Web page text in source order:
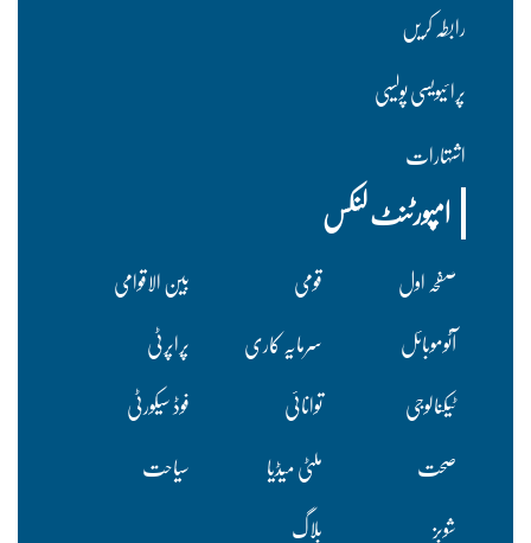
رابطہ کریں
پرا ئیویسی پولسیی
اشتہارات
امپورٹنٹ لنکس
صفحہ اول قومی
بین الاقوامی
آٹوموبائل
سرمایہ کاری
پراپرٹی
ٹیکنالوجی
توانائی
فوڈ سیکورٹی
صحت
ملٹی میڈیا
سیاحت
شوبز
بلاگ